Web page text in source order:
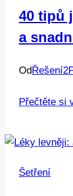
40 tipů
a
Od
Přečtěte si
Šetření